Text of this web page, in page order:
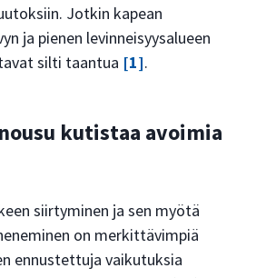
Jotkin kapean
ja pienen levinneisyysalueen
silti taantua [1].
kutistaa avoimia
siirtyminen ja sen myötä
on merkittävimpiä
ennustettuja vaikutuksia